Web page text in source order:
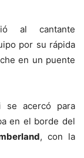
al cantante
por su rápida
en un puente
se acercó para
en el borde del
, con la